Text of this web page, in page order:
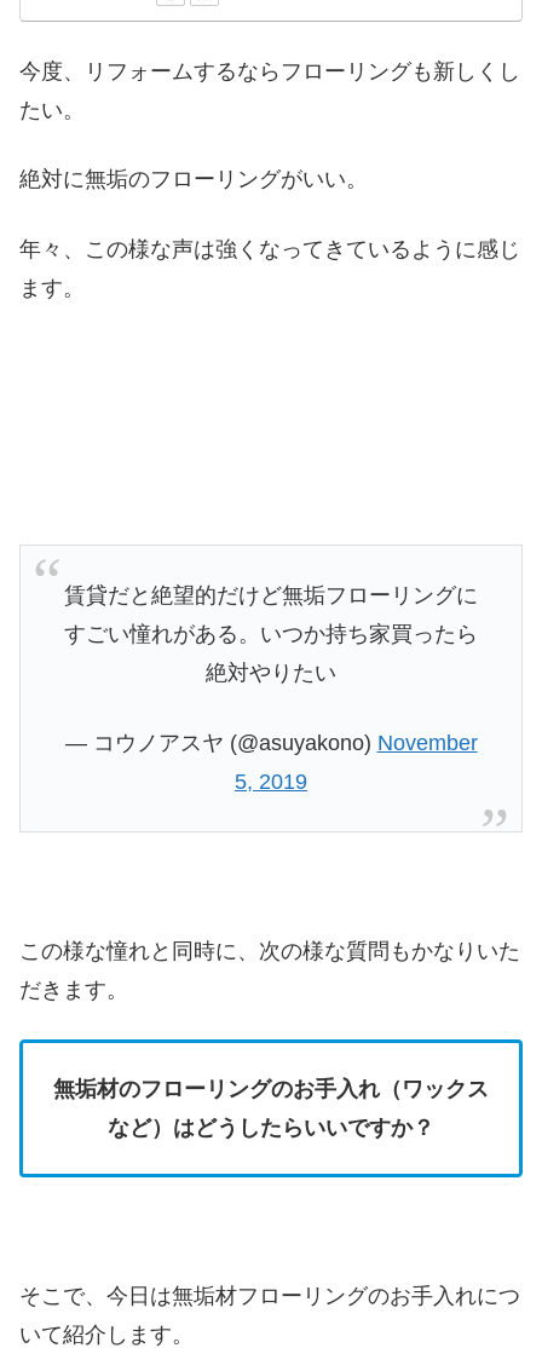
今度、リフォームするならフローリングも新しくし
たい。
絶対に無垢のフローリングがいい。
年々、この様な声は強くなってきているように感じ
ます。
賃貸だと絶望的だけど無垢フローリングに
すごい憧れがある。いつか持ち家買ったら
絶対やりたい
— コウノアスヤ (@asuyakono) November
5, 2019
この様な憧れと同時に、次の様な質問もかなりいた
だきます。
無垢材のフローリングのお手入れ（ワックス
など）はどうしたらいいですか？
そこで、今日は無垢材フローリングのお手入れにつ
いて紹介します。